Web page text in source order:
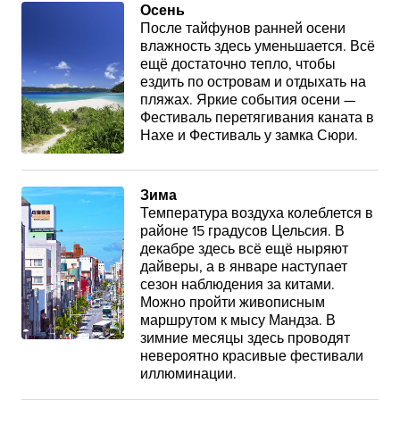
Осень
После тайфунов ранней осени
влажность здесь уменьшается. Всё
ещё достаточно тепло, чтобы
ездить по островам и отдыхать на
пляжах. Яркие события осени —
Фестиваль перетягивания каната в
Нахе и Фестиваль у замка Сюри.
Зима
Температура воздуха колеблется в
районе 15 градусов Цельсия. В
декабре здесь всё ещё ныряют
дайверы, а в январе наступает
сезон наблюдения за китами.
Можно пройти живописным
маршрутом к мысу Мандза. В
зимние месяцы здесь проводят
невероятно красивые фестивали
иллюминации.